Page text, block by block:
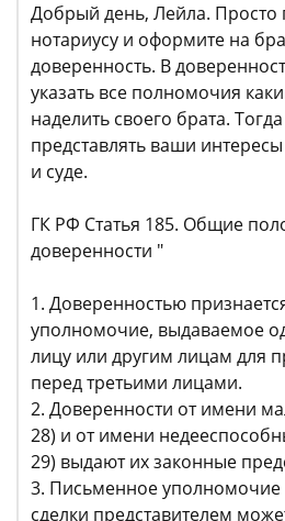
Добрый день, Лейла. Просто
нотариусу и оформите на
доверенность. В
указать все полномочия
наделить своего брата.
представлять ваши
и суде.
ГК РФ Статья 185. Общие
доверенности "
1. Доверенностью
уполномочие, выдаваемое
лицу или другим лицам для
перед третьими лицами.
2. Доверенности от имени
28) и от имени
29) выдают их законные
3. Письменное
сделки представителем